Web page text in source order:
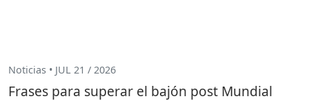
Noticias • JUL 21 / 2026
Frases para superar el bajón post Mundial